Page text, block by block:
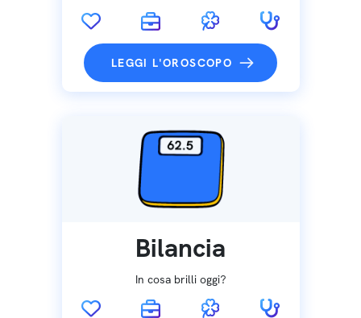
LEGGI L'OROSCOPO
Bilancia
In cosa brilli oggi?